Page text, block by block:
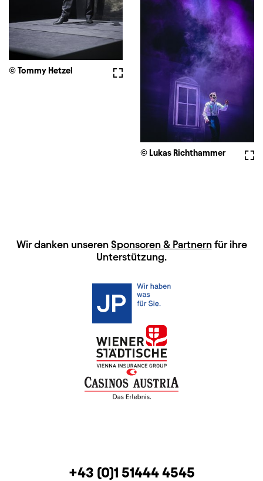
Vollbild
© Tommy Hetzel
© Lukas Richthammer
HAUPTSPONSOREN
Wir danken unseren Sponsoren & Partnernfür ihre
Unterstützung.
KONTAKTTELEFON
+43 (0)1 51444 4545